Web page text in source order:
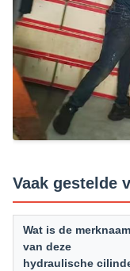
Vaak gestelde
Wat is de merknaam
van deze
hydraulische